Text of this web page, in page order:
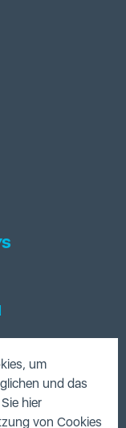
um
und das
hier
von Cookies